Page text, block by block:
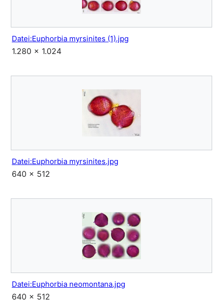
Datei:Euphorbia myrsinites (1).jpg
1.280 × 1.024
Datei:Euphorbia myrsinites.jpg
640 × 512
Datei:Euphorbia neomontana.jpg
640 × 512